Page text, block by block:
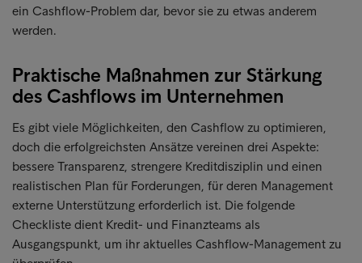
ein Cashflow-Problem dar, bevor sie zu etwas anderem
werden.
Praktische Maßnahmen zur Stärkung
des Cashflows im Unternehmen
Es gibt viele Möglichkeiten, den Cashflow zu optimieren,
doch die erfolgreichsten Ansätze vereinen drei Aspekte:
bessere Transparenz, strengere Kreditdisziplin und einen
realistischen Plan für Forderungen, für deren Management
externe Unterstützung erforderlich ist. Die folgende
Checkliste dient Kredit- und Finanzteams als
Ausgangspunkt, um ihr aktuelles Cashflow-Management zu